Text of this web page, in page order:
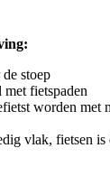
stoep
fietspaden
worden met
vlak, fietsen is